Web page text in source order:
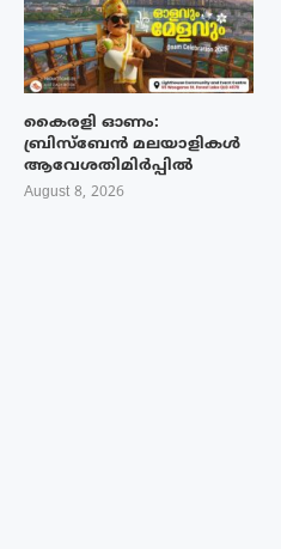
കൈരളി ഓണം:
ബ്രിസ്ബേൻ മലയാളികൾ
ആവേശതിമിർപ്പിൽ
August 8, 2026